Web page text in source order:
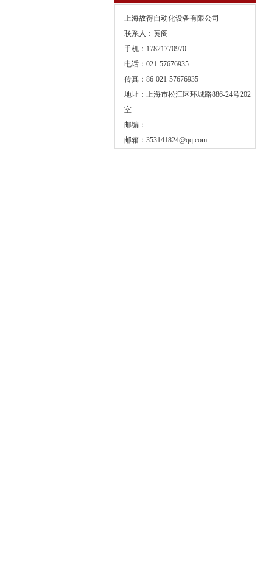
上海故得自动化设备有限公司
联系人：黄阁
手机：17821770970
电话：021-57676935
传真：86-021-57676935
地址：上海市松江区环城路886-24号202
室
邮编：
邮箱： 353141824@qq.com